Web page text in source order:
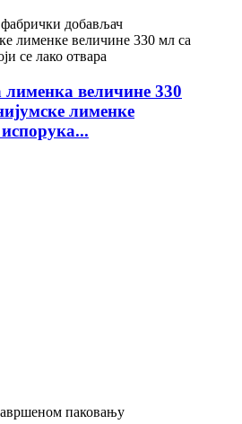
лименка величине 330
лименке
паковању